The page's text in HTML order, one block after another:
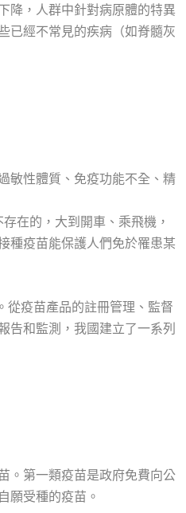
降，人群中針對病原體的特異
已經不常見的疾病（如脊髓灰
敏性體質、免疫功能不全、精
在的，大到開車、乘飛機，
種疫苗能保護人們免於罹患某
從疫苗產品的註冊管理、監督
告和監測，我國建立了一系列
。第一類疫苗是政府免費向公
願受種的疫苗。